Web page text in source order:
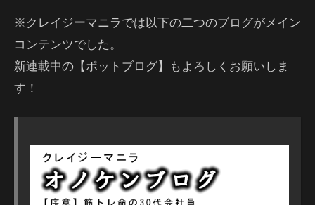
※クレイジーマニラでは以下の二つのブログがメイン
コンテンツでした。
新連載中の【ポットブログ】もよろしくお願いしま
す！